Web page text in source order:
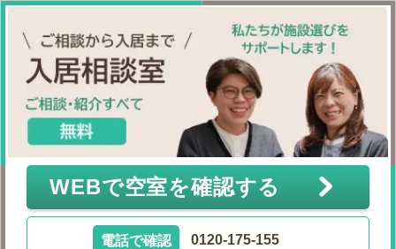
WEBで空室を確認する
電話で確認 0120-175-155